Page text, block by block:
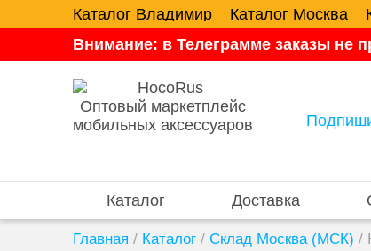
Каталог Владимир Каталог Москва
Внимание: в Телеграмме заказы не
Оптовый маркетплейс
мобильных аксессуаров
Каталог Доставка
Главная / Каталог / Склад Москва (МСК) /